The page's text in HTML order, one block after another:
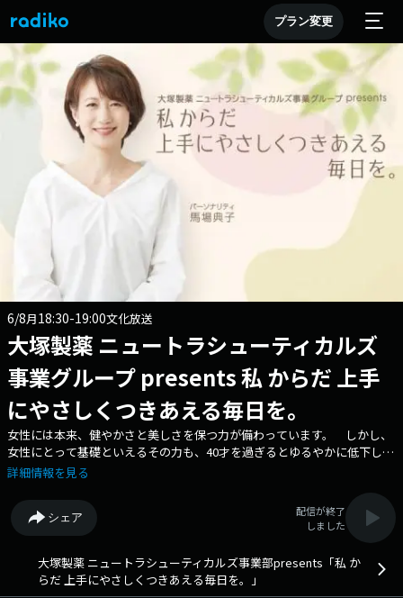
プラン変更
6/8月18:30-19:00文化放送
大塚製薬 ニュートラシューティカルズ
事業グループ presents 私 からだ 上手
にやさしくつきあえる毎日を。
女性には本来、健やかさと美しさを保つ力が備わっています。 しかし、
女性にとって基礎といえるその力も、40才を過ぎるとゆるやかに低下し始
めていくのです。 誰にでも訪れるこの変化を深く知り、知ることにより
くために。 この番組では、きらきらと輝く女性の皆さんをゲストにお
迎えし、健やかに美しく生きるヒントを伺います。 女性は年齢ととも
に、思春期、性成熟期、更年期、老年期という４つのライフステージを経
験すると言われています。 番組では、ゲストの他、専門家の先生をお迎
えして女性の健康について、お話をお伺いします。 文化放送公式
X（旧Twitter）アカウントは「@joqrpr」 文化放送公式X（旧Twitter）
詳細情報を見る
シェア
配信が終了
しました
大塚製薬 ニュートラシューティカルズ事業部presents「私 か
らだ 上手にやさしくつきあえる毎日を。」